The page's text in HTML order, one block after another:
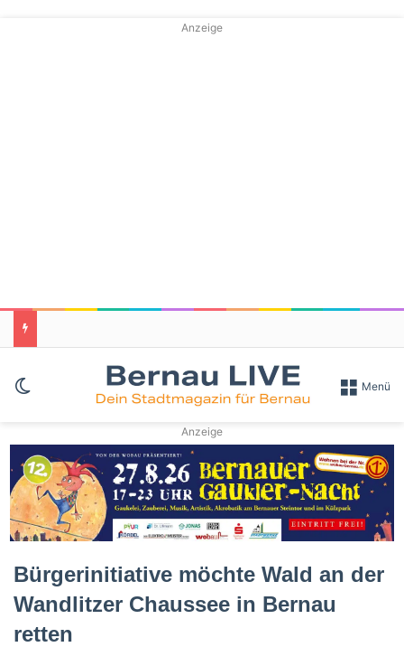
Anzeige
Skin umschalten Menü
Anzeige
Bürgerinitiative möchte Wald an der
Wandlitzer Chaussee in Bernau
retten